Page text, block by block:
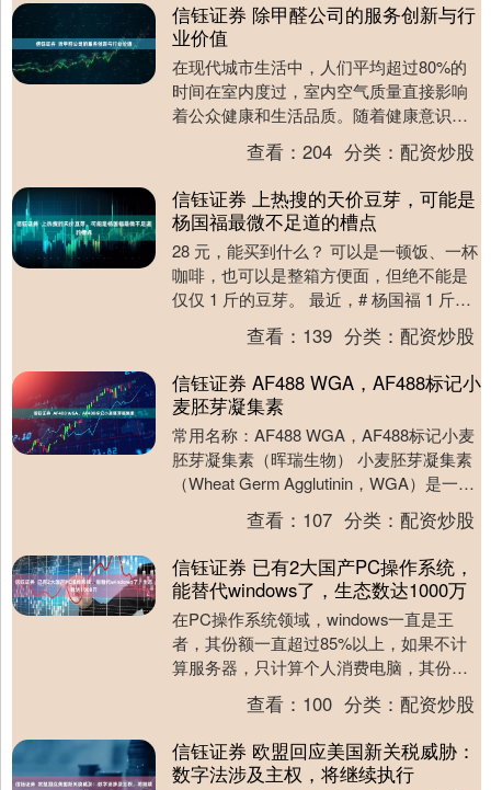
信钰证券 除甲醛公司的服务创新与行
业价值
在现代城市生活中，人们平均超过80%的
时间在室内度过，室内空气质量直接影响
着公众健康和生活品质。随着健康意识的
提升，室内环境治理行业应运而生，除甲
醛公司作为这一....
查看：204 分类：配资炒股
信钰证券 上热搜的天价豆芽，可能是
杨国福最微不足道的槽点
28 元，能买到什么？ 可以是一顿饭、一杯
咖啡，也可以是整箱方便面，但绝不能是
仅仅 1 斤的豆芽。 最近，# 杨国福 1 斤豆
芽 28 元贵过山姆 # 登上热搜....
查看： 139 分类：配资炒股
信钰证券 AF488 WGA，AF488标记小
麦胚芽凝集素
常用名称：AF488 WGA，AF488标记小麦
胚芽凝集素（晖瑞生物） 小麦胚芽凝集素
（Wheat Germ Agglutinin，WGA）是一种
广泛应用于生物....
查看： 107 分类：配资炒股
信钰证券 已有2大国产PC操作系统，
能替代windows了，生态数达1000万
在PC操作系统领域，windows一直是王
者，其份额一直超过85%以上，如果不计
算服务器，只计算个人消费电脑，其份额
更是超过95%。 而操作系统是电脑的灵
查看： 100 分类：配资炒股
信钰证券 欧盟回应美国新关税威胁：
数字法涉及主权，将继续执行